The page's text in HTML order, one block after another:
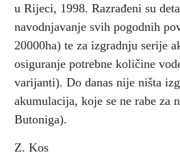
u Rijeci, 1998. Razrađeni su
navodnjavanje svih pogodnih
20000ha) te za izgradnju serije
osiguranje potrebne količine
varijanti). Do danas nije ništa
akumulacija, koje se ne rabe za
Butoniga).
Z. Kos